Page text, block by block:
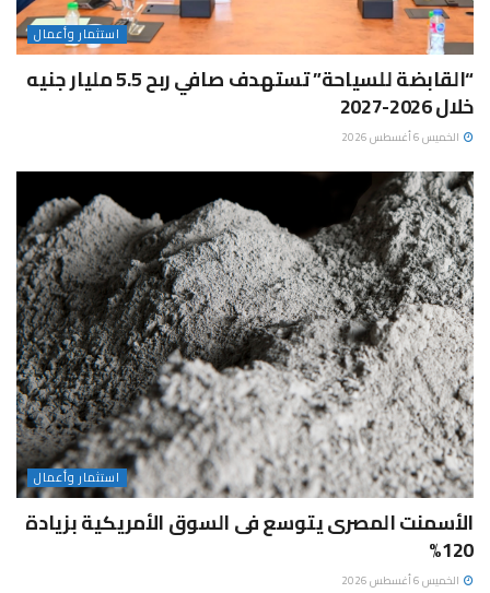
استثمار وأعمال
“القابضة للسياحة” تستهدف صافي ربح 5.5 مليار جنيه
خلال 2026-2027
الخميس 6 أغسطس 2026
استثمار وأعمال
الأسمنت المصرى يتوسع فى السوق الأمريكية بزيادة
120%
الخميس 6 أغسطس 2026